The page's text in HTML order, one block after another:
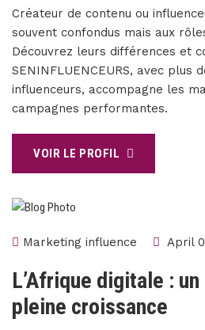
Créateur de contenu ou
souvent confondus mais aux
Découvrez leurs différences et
SENINFLUENCEURS, avec plus
influenceurs, accompagne les
campagnes performantes.
VOIR LE PROFIL
Marketing influence April
L’Afrique digitale :
pleine croissance